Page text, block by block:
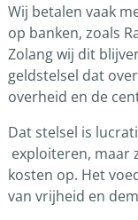
Wij betalen vaak
op banken, zoals
Zolang wij dit
geldstelsel dat
overheid en de
Dat stelsel is
exploiteren, maar
kosten op. Het
van vrijheid en